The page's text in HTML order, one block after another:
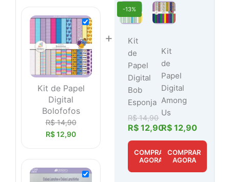
Kit de Papel
Digital
Bolofofos
R$14,90
R$12,90
+
-13%
Kit
de
Papel
Digital
Bob
Esponja
R$14,90
O
preço
original
era:
R$ 14,90.
R$ 12,90
O
preço
atual
é:
R$ 12,90.
COMPRAR
AGORA
Kit
de
Papel
Digital
Among
Us
R$ 12,90
COMPRAR
AGORA